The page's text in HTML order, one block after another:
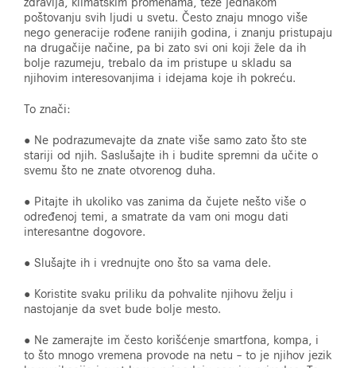
poštovanju svih ljudi u svetu. Često znaju mnogo više
nego generacije rođene ranijih godina, i znanju pristupaju
na drugačije načine, pa bi zato svi oni koji žele da ih
bolje razumeju, trebalo da im pristupe u skladu sa
njihovim interesovanjima i idejama koje ih pokreću.
To znači:
● Ne podrazumevajte da znate više samo zato što ste
stariji od njih. Saslušajte ih i budite spremni da učite o
svemu što ne znate otvorenog duha.
● Pitajte ih ukoliko vas zanima da čujete nešto više o
određenoj temi, a smatrate da vam oni mogu dati
interesantne dogovore.
● Slušajte ih i vrednujte ono što sa vama dele.
● Koristite svaku priliku da pohvalite njihovu želju i
nastojanje da svet bude bolje mesto.
● Ne zamerajte im često korišćenje smartfona, kompa, i
to što mnogo vremena provode na netu – to je njihov jezik